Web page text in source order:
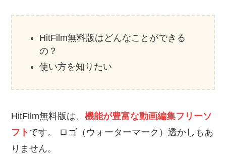
HitFilm無料版はどんなことができる
の？
使い方を知りたい
HitFilm無料版は、機能が豊富な動画編集フリーソ
フト です。 ロゴ（ウォーターマーク）透かしもあ
りません。